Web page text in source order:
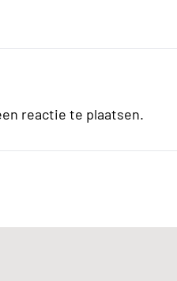
reactie te plaatsen.